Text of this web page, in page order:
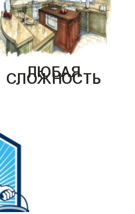
ЛЮБАЯ
СЛОЖНОСТЬ